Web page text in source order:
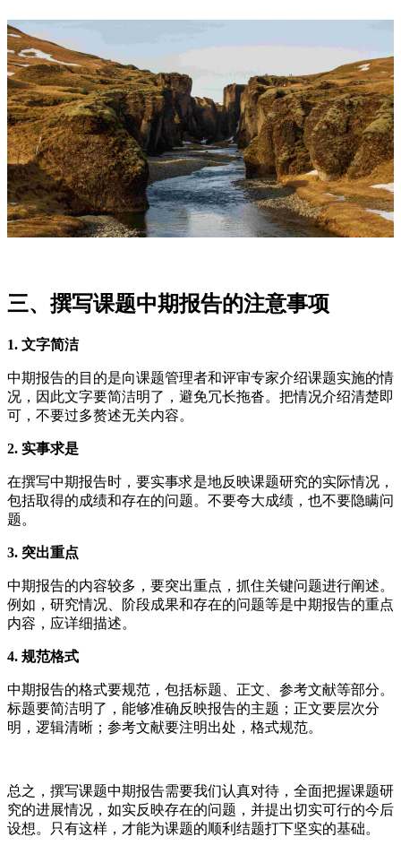
三、撰写课题中期报告的注意事项
1. 文字简洁
中期报告的目的是向课题管理者和评审专家介绍课题实施的情
况，因此文字要简洁明了，避免冗长拖沓。把情况介绍清楚即
可，不要过多赘述无关内容。
2. 实事求是
在撰写中期报告时，要实事求是地反映课题研究的实际情况，
包括取得的成绩和存在的问题。不要夸大成绩，也不要隐瞒问
题。
3. 突出重点
中期报告的内容较多，要突出重点，抓住关键问题进行阐述。
例如，研究情况、阶段成果和存在的问题等是中期报告的重点
内容，应详细描述。
4. 规范格式
中期报告的格式要规范，包括标题、正文、参考文献等部分。
标题要简洁明了，能够准确反映报告的主题；正文要层次分
明，逻辑清晰；参考文献要注明出处，格式规范。
总之，撰写课题中期报告需要我们认真对待，全面把握课题研
究的进展情况，如实反映存在的问题，并提出切实可行的今后
设想。只有这样，才能为课题的顺利结题打下坚实的基础。